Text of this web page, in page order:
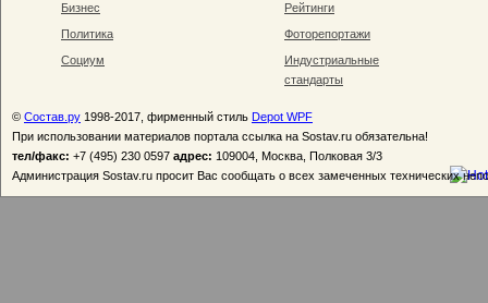
Бизнес
Политика
Социум
Рейтинги
Фоторепортажи
Индустриальные
стандарты
© Состав.ру 1998-2017, фирменный стиль Depot WPF
При использовании материалов портала ссылка на Sostav.ru обязательна!
тел/факс: +7 (495) 230 0597 адрес: 109004, Москва, Полковая 3/3
Администрация Sostav.ru просит Вас сообщать о всех замеченных технических